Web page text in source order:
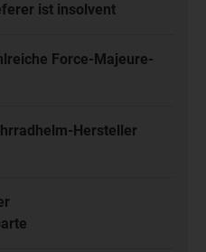
ist insolvent
Force-Majeure-
Hersteller